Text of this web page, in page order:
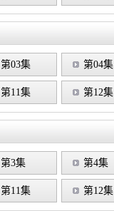
第03集 第04集
第11集 第12集
第3集 第4集
第11集 第12集